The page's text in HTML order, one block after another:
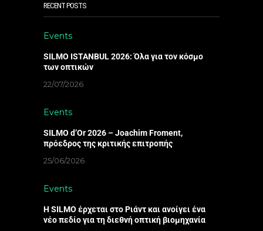
RECENT POSTS
Events
SILMO ISTANBUL 2026: Όλα για τον κόσμο
των οπτικών
22/07/2026
Events
SILMO d’Or 2026 – Joachim Froment,
πρόεδρος της κριτικής επιτροπής
25/06/2026
Events
Η SILMO έρχεται στο Ριάντ και ανοίγει ένα
νέο πεδίο για τη διεθνή οπτική βιομηχανία